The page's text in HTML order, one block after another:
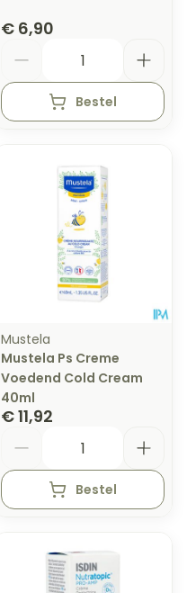
€ 6,90
Bestel
Mustela
Mustela Ps Creme
Voedend Cold Cream
40ml
€ 11,92
Bestel